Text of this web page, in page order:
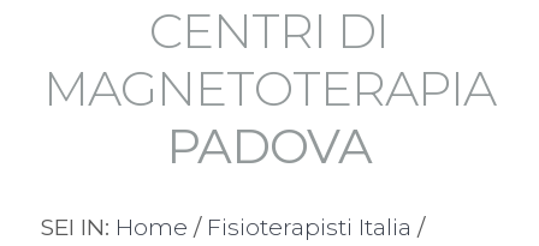
CENTRI DI
MAGNETOTERAPIA
PADOVA
SEI IN: Home / Fisioterapisti Italia /